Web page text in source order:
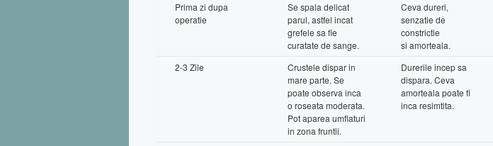
Prima zi dupa
operatie
Se spala delicat
parul, astfel incat
grefele sa fie
curatate de sange.
Ceva dureri,
senzatie de
constrictie
si amorteala.
2-3 Zile
Crustele dispar in
mare parte. Se
poate observa inca
o roseata moderata.
Pot aparea umflaturi
in zona fruntii.
Durerile incep sa
dispara. Ceva
amorteala poate fi
inca resimtita.